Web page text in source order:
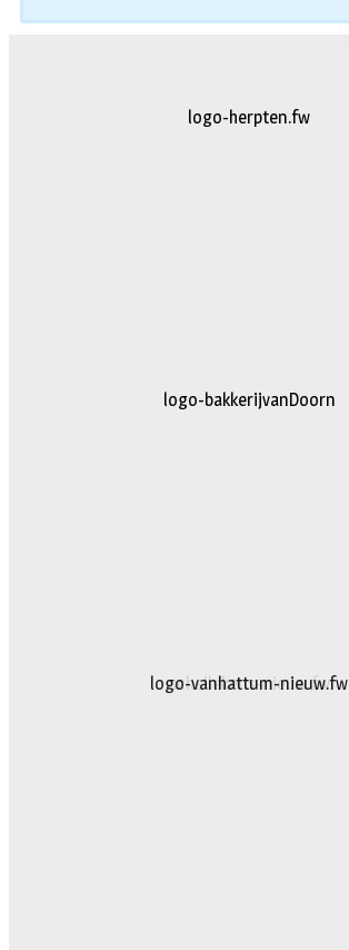
logo-herpten.fw
logo-bakkerijvanDoorn
logo-vanhattum-nieuw.fw